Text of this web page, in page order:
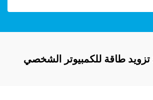
طاقة للكمبيوتر الشخصي